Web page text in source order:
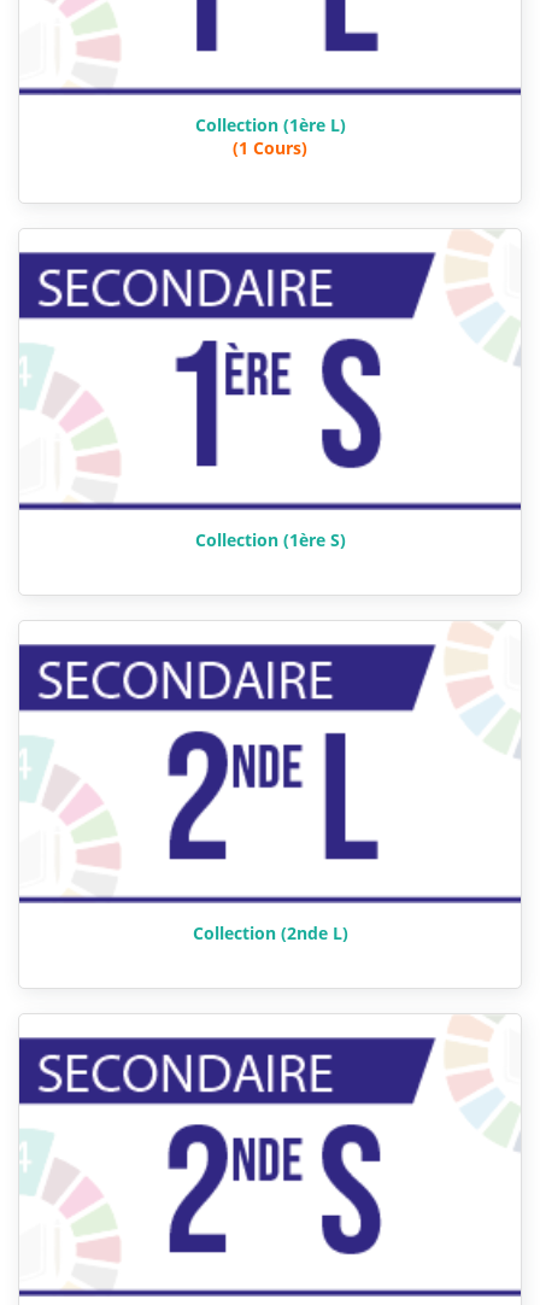
Collection (1ère L)
(1 Cours)
Collection (1ère S)
Collection (2nde L)